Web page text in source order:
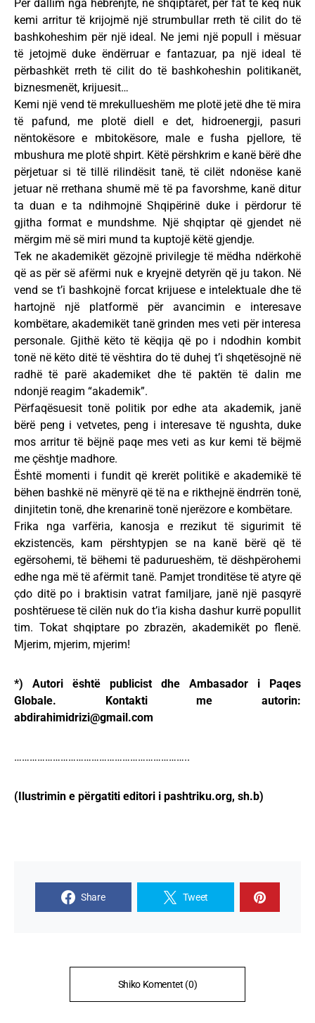
Për dallim nga hebrenjtë, ne shqiptarët, për fat të keq nuk
kemi arritur të krijojmë një strumbullar rreth të cilit do të
bashkoheshim për një ideal. Ne jemi një popull i mësuar
të jetojmë duke ëndërruar e fantazuar, pa një ideal të
përbashkët rreth të cilit do të bashkoheshin politikanët,
biznesmenët, krijuesit…
Kemi një vend të mrekullueshëm me plotë jetë dhe të mira
të pafund, me plotë diell e det, hidroenergji, pasuri
nëntokësore e mbitokësore, male e fusha pjellore, të
mbushura me plotë shpirt. Këtë përshkrim e kanë bërë dhe
përjetuar si të tillë rilindësit tanë, të cilët ndonëse kanë
jetuar në rrethana shumë më të pa favorshme, kanë ditur
ta duan e ta ndihmojnë Shqipërinë duke i përdorur të
gjitha format e mundshme. Një shqiptar që gjendet në
mërgim më së miri mund ta kuptojë këtë gjendje.
Tek ne akademikët gëzojnë privilegje të mëdha ndërkohë
që as për së afërmi nuk e kryejnë detyrën që ju takon. Në
vend se t’i bashkojnë forcat krijuese e intelektuale dhe të
hartojnë një platformë për avancimin e interesave
kombëtare, akademikët tanë grinden mes veti për interesa
personale. Gjithë këto të këqija që po i ndodhin kombit
tonë në këto ditë të vështira do të duhej t’i shqetësojnë në
radhë të parë akademiket dhe të paktën të dalin me
ndonjë reagim “akademik”.
Përfaqësuesit tonë politik por edhe ata akademik, janë
bërë peng i vetvetes, peng i interesave të ngushta, duke
mos arritur të bëjnë paqe mes veti as kur kemi të bëjmë
me çështje madhore.
Është momenti i fundit që krerët politikë e akademikë të
bëhen bashkë në mënyrë që të na e rikthejnë ëndrrën tonë,
dinjitetin tonë, dhe krenarinë tonë njerëzore e kombëtare.
Frika nga varfëria, kanosja e rrezikut të sigurimit të
ekzistencës, kam përshtypjen se na kanë bërë që të
egërsohemi, të bëhemi të padurueshëm, të dëshpërohemi
edhe nga më të afërmit tanë. Pamjet tronditëse të atyre që
çdo ditë po i braktisin vatrat familjare, janë një pasqyrë
poshtëruese të cilën nuk do t’ia kisha dashur kurrë popullit
tim. Tokat shqiptare po zbrazën, akademikët po flenë.
Mjerim, mjerim, mjerim!
*) Autori është publicist dhe Ambasador i Paqes
Globale. Kontakti me autorin:
abdirahimidrizi@gmail.com
…………………………………………………………..
(Ilustrimin e përgatiti editori i pashtriku.org, sh.b)
Share Tweet
Shiko Komentet (0)